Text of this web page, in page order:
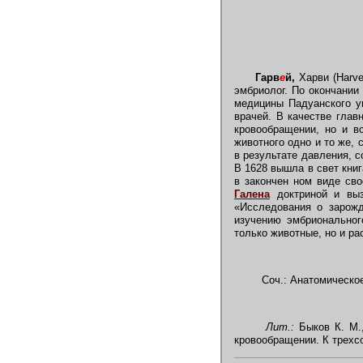
Гарвей, Харви
эмбриолог. По
медицины Падуанского
врачей. В качестве
кровообращении, но и
животного одно и то же,
в результате давления,
В 1628 вышла в свет
в закончен ном виде
Галенадоктриной и
«Исследования о
изучению
только животные, но и
Соч.:
Лит.: Быков К.
кровообращении. К